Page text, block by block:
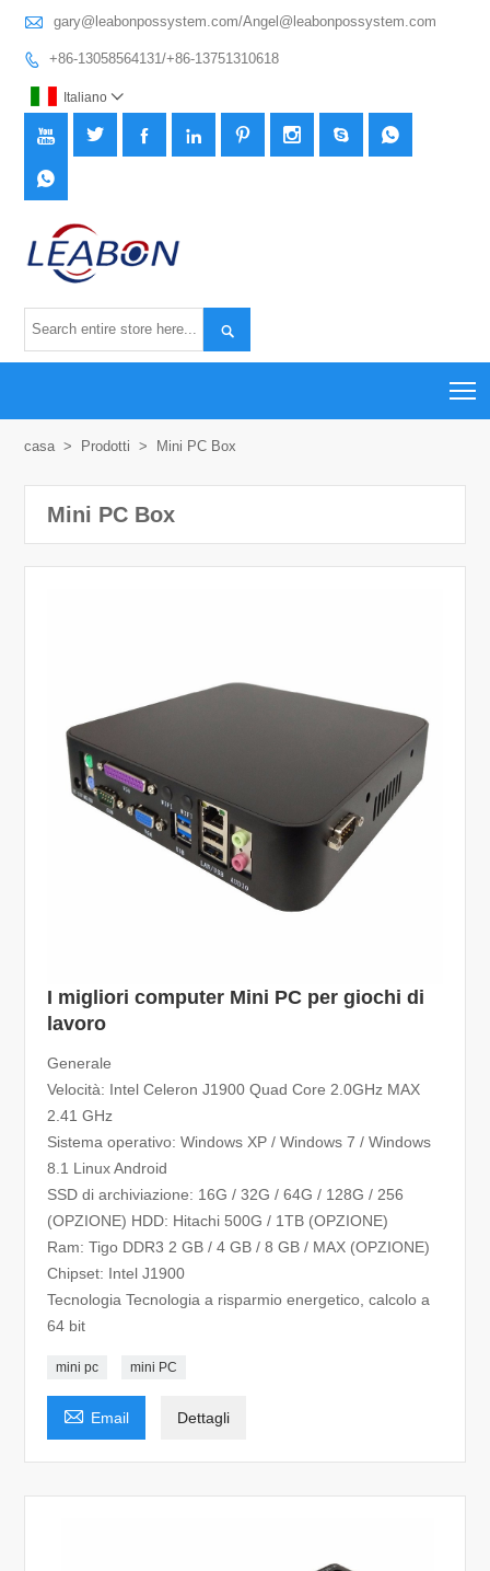
 gary@leabonpossystem.com/Angel@leabonpossystem.com
 +86-13058564131/+86-13751310618
Italiano 
       


casa > Prodotti > Mini PC Box
Mini PC Box
I migliori computer Mini PC per giochi di
lavoro
Generale
Velocità: Intel Celeron J1900 Quad Core 2.0GHz MAX
2.41 GHz
Sistema operativo: Windows XP / Windows 7 / Windows
8.1 Linux Android
SSD di archiviazione: 16G / 32G / 64G / 128G / 256
(OPZIONE) HDD: Hitachi 500G / 1TB (OPZIONE)
Ram: Tigo DDR3 2 GB / 4 GB / 8 GB / MAX (OPZIONE)
Chipset: Intel J1900
Tecnologia Tecnologia a risparmio energetico, calcolo a
64 bit
mini pc mini PC
 Email Dettagli